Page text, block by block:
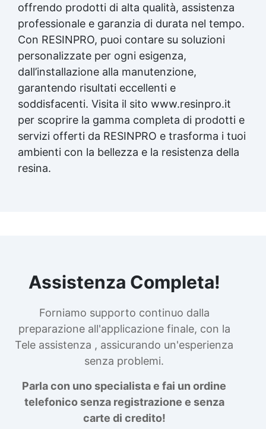
offrendo prodotti di alta qualità, assistenza
professionale e garanzia di durata nel tempo.
Con RESINPRO, puoi contare su soluzioni
personalizzate per ogni esigenza,
dall’installazione alla manutenzione,
garantendo risultati eccellenti e
soddisfacenti. Visita il sito www.resinpro.it
per scoprire la gamma completa di prodotti e
servizi offerti da RESINPRO e trasforma i tuoi
ambienti con la bellezza e la resistenza della
resina.
Assistenza Completa!
Forniamo supporto continuo dalla
preparazione all'applicazione finale, con la
Tele assistenza , assicurando un'esperienza
senza problemi.
Parla con uno specialista e fai un ordine
telefonico senza registrazione e senza
carte di credito!